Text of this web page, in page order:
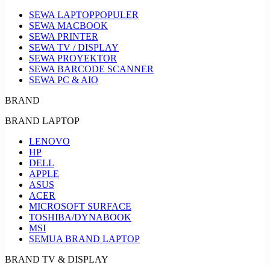
SEWA LAPTOPPOPULER
SEWA MACBOOK
SEWA PRINTER
SEWA TV / DISPLAY
SEWA PROYEKTOR
SEWA BARCODE SCANNER
SEWA PC & AIO
BRAND
BRAND LAPTOP
LENOVO
HP
DELL
APPLE
ASUS
ACER
MICROSOFT SURFACE
TOSHIBA/DYNABOOK
MSI
SEMUA BRAND LAPTOP
BRAND TV & DISPLAY